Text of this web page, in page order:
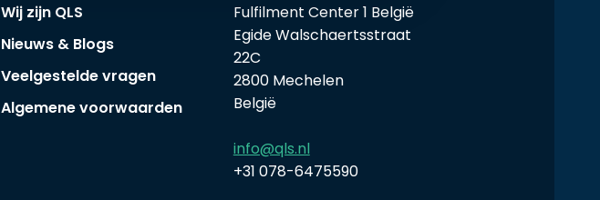
Wij zijn QLS
Nieuws & Blogs
Veelgestelde vragen
Algemene voorwaarden
Fulfilment Center 1 België
Egide Walschaertsstraat
22C
2800 Mechelen
België
info@qls.nl
+31 078-6475590